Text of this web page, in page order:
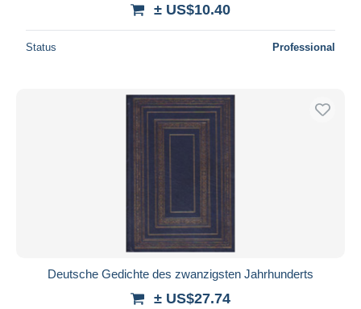
± US$10.40
Status Professional
Deutsche Gedichte des zwanzigsten Jahrhunderts
± US$27.74